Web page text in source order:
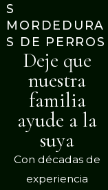
S
MORDEDURA
S DE PERROS
Deje que
nuestra
familia
ayude a la
suya
Con décadas de
experiencia